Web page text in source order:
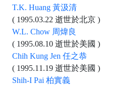
T.K. Huang 黃汲清
( 1995.03.22 逝世於北京 )
W.L. Chow 周煒良
( 1995.08.10 逝世於美國 )
Chih Kung Jen 任之恭
( 1995.11.19 逝世於美國 )
Shih-I Pai 柏實義